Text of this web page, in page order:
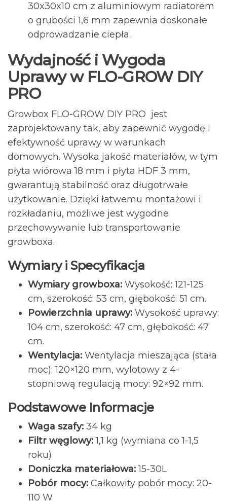
30x30x10 cm z aluminiowym radiatorem
o grubości 1,6 mm zapewnia doskonałe
odprowadzanie ciepła.
Wydajność i Wygoda
Uprawy w FLO-GROW DIY
PRO
Growbox FLO-GROW DIY PRO jest
zaprojektowany tak, aby zapewnić wygodę i
efektywność uprawy w warunkach
domowych. Wysoka jakość materiałów, w tym
płyta wiórowa 18 mm i płyta HDF 3 mm,
gwarantują stabilność oraz długotrwałe
użytkowanie. Dzięki łatwemu montażowi i
rozkładaniu, możliwe jest wygodne
przechowywanie lub transportowanie
growboxa.
Wymiary i Specyfikacja
Wymiary growboxa: Wysokość: 121-125
cm, szerokość: 53 cm, głębokość: 51 cm.
Powierzchnia uprawy: Wysokość uprawy:
104 cm, szerokość: 47 cm, głębokość: 47
cm.
Wentylacja: Wentylacja mieszająca (stała
moc): 120×120 mm, wylotowy z 4-
stopniową regulacją mocy: 92×92 mm.
Podstawowe Informacje
Waga szafy: 34 kg
Filtr węglowy:1,1 kg (wymiana co 1-1,5
roku)
Doniczka materiałowa:15-30L
Pobór mocy: Całkowity pobór mocy: 20-
110 W